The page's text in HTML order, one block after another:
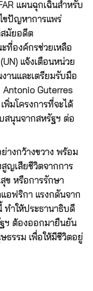
แผนฉุกเฉินสำหรับ
ขปัญหาการแพร่
สมัยอดีต
ที่องค์กรช่วยเหลือ
แจ้งเตือนหน่วย
งานและเตรียมรับมือ
Guterres
พิ่มโครงการที่จะได้
สนุนจากสหรัฐฯ ต่อ
างกว้างขวาง พร้อม
ญเสียชีวิตจากการ
ข หรือการรักษา
อฟริกา แรงกดันจาก
ทำให้ประธานาธิบดี
ฯ ต้องออกมายืนยัน
ธรรม เพื่อให้มีชีวิตอยู่